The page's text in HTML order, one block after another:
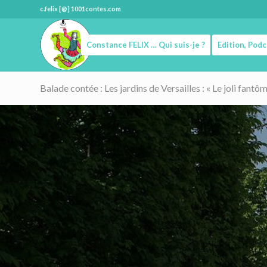
c.felix [@] 1001contes.com
Constance FELIX … Qui suis-je ? Edition,
Balade contée : Les jardins de Versailles : « Le joli